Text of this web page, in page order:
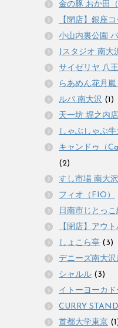
金の豚 おか田
【閉店】銀座
小山内裏公園
Jスタジオ 南大
サイゼリヤ 八
らあめん花月
ルパ 南大沢 (1)
天一坊 堀之内店
しゃぶしゃぶ
キャンドゥ（
(2)
すし市場 南大
フィオ（FIO）
日南市じとっ
【閉店】アウ
しょこら亭 (3)
デニーズ南大沢
シャルル (3)
イトーヨーカ
CURRY
首都大学東京